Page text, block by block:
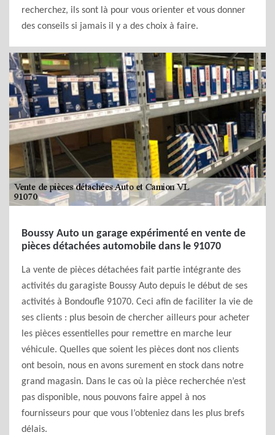
recherchez, ils sont là pour vous orienter et vous donner
des conseils si jamais il y a des choix à faire.
Boussy Auto un garage expérimenté en vente de
pièces détachées automobile dans le 91070
La vente de pièces détachées fait partie intégrante des
activités du garagiste Boussy Auto depuis le début de ses
activités à Bondoufle 91070. Ceci afin de faciliter la vie de
ses clients : plus besoin de chercher ailleurs pour acheter
les pièces essentielles pour remettre en marche leur
véhicule. Quelles que soient les pièces dont nos clients
ont besoin, nous en avons surement en stock dans notre
grand magasin. Dans le cas où la pièce recherchée n’est
pas disponible, nous pouvons faire appel à nos
fournisseurs pour que vous l’obteniez dans les plus brefs
délais.